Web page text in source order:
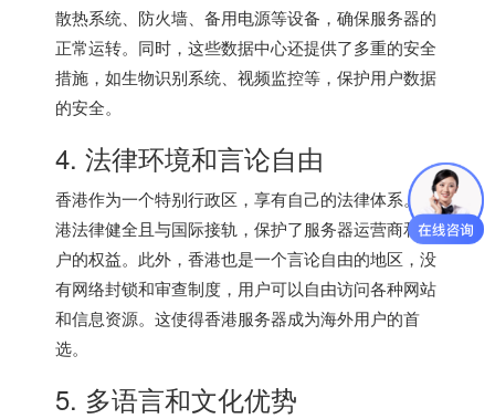
散热系统、防火墙、备用电源等设备，确保服务器的
正常运转。同时，这些数据中心还提供了多重的安全
措施，如生物识别系统、视频监控等，保护用户数据
的安全。
4. 法律环境和言论自由
香港作为一个特别行政区，享有自己的法律体系。香
港法律健全且与国际接轨，保护了服务器运营商和用
户的权益。此外，香港也是一个言论自由的地区，没
有网络封锁和审查制度，用户可以自由访问各种网站
和信息资源。这使得香港服务器成为海外用户的首
选。
5. 多语言和文化优势